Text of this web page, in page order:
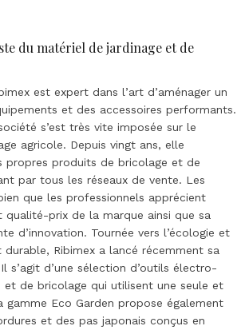
du matériel de jardinage et de
est expert dans l’art d’aménager un
et des accessoires performants.
s’est très vite imposée sur le
agricole. Depuis vingt ans, elle
propres produits de bricolage et de
par tous les réseaux de vente. Les
que les professionnels apprécient
qualité-prix de la marque ainsi que sa
d’innovation. Tournée vers l’écologie et
Ribimex a lancé récemment sa
s’agit d’une sélection d’outils électro-
de bricolage qui utilisent une seule et
gamme Eco Garden propose également
et des pas japonais conçus en